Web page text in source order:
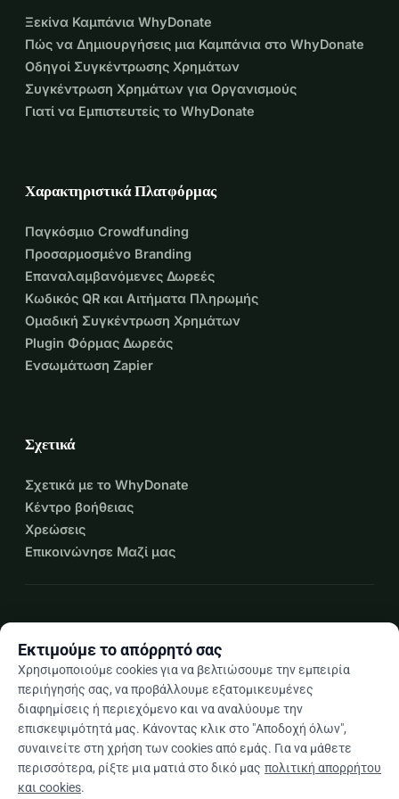
Ξεκίνα Καμπάνια WhyDonate
Πώς να Δημιουργήσεις μια Καμπάνια στο WhyDonate
Οδηγοί Συγκέντρωσης Χρημάτων
Συγκέντρωση Χρημάτων για Οργανισμούς
Γιατί να Εμπιστευτείς το WhyDonate
Χαρακτηριστικά Πλατφόρμας
Παγκόσμιο Crowdfunding
Προσαρμοσμένο Branding
Επαναλαμβανόμενες Δωρεές
Κωδικός QR και Αιτήματα Πληρωμής
Ομαδική Συγκέντρωση Χρημάτων
Plugin Φόρμας Δωρεάς
Ενσωμάτωση Zapier
Σχετικά
Σχετικά με το WhyDonate
Κέντρο βοήθειας
Χρεώσεις
Επικοινώνησε Μαζί μας
Elarrow_drop_down
★★★★★4,9 / 5 βάσει 500+ κριτικών
Εκτιμούμε το απόρρητό σας
Χρησιμοποιούμε cookies για να βελτιώσουμε την εμπειρία
περιήγησής σας, να προβάλλουμε εξατομικευμένες
διαφημίσεις ή περιεχόμενο και να αναλύουμε την
επισκεψιμότητά μας. Κάνοντας κλικ στο "Αποδοχή όλων",
συναινείτε στη χρήση των cookies από εμάς. Για να μάθετε
περισσότερα, ρίξτε μια ματιά στο δικό μας πολιτική απορρήτου
και cookies.